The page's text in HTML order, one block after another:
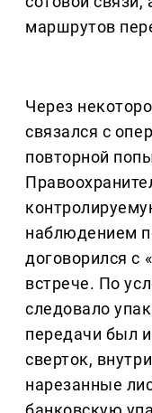
маршрутов
Через
связался с
повторной
наблюдением
договорился с
встрече. По
следовало
передачи был
сверток,
нарезанные